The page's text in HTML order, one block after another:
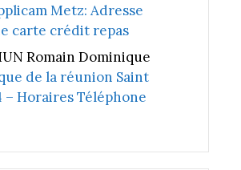
Metz: Adresse
carte crédit repas
Romain Dominique
de la réunion Saint
– Horaires Téléphone